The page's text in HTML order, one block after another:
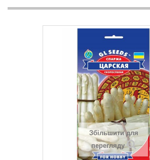
Збільшити для
перегляду